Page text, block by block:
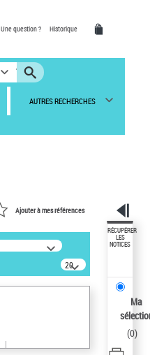
Une question ? Historique
AUTRES RECHERCHES
Ajouter à mes références
20
résultats/page
RÉCUPÉRER
LES
NOTICES
Ma
(0)